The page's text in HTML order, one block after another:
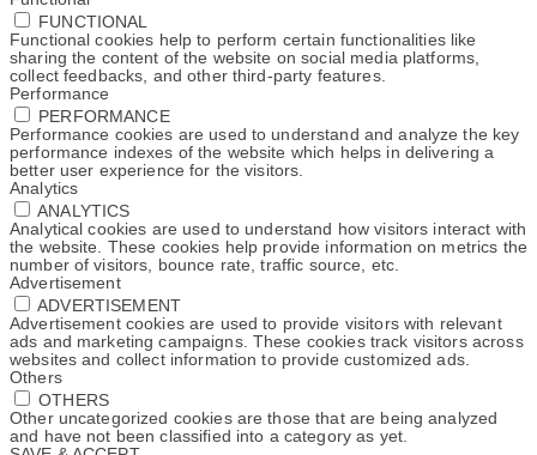
FUNCTIONAL
Functional cookies help to perform certain functionalities like
sharing the content of the website on social media platforms,
collect feedbacks, and other third-party features.
Performance
PERFORMANCE
Performance cookies are used to understand and analyze the key
performance indexes of the website which helps in delivering a
better user experience for the visitors.
Analytics
ANALYTICS
Analytical cookies are used to understand how visitors interact with
the website. These cookies help provide information on metrics the
number of visitors, bounce rate, traffic source, etc.
Advertisement
ADVERTISEMENT
Advertisement cookies are used to provide visitors with relevant
ads and marketing campaigns. These cookies track visitors across
websites and collect information to provide customized ads.
Others
OTHERS
Other uncategorized cookies are those that are being analyzed
and have not been classified into a category as yet.